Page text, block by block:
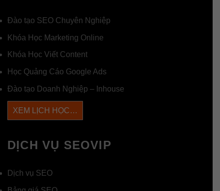
Đào tạo SEO Chuyên Nghiệp
Khóa Học Marketing Online
Khóa Học Viết Content
Học Quảng Cáo Google Ads
Đào tạo Doanh Nghiệp – Inhouse
XEM LỊCH HỌC…
DỊCH VỤ SEOVIP
Dịch vụ SEO